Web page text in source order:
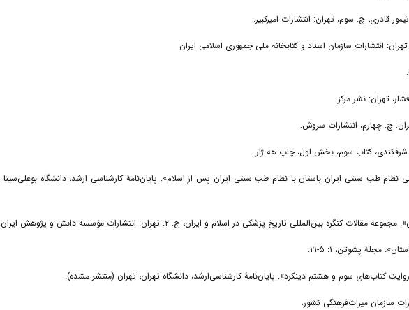
انسان شناختی نظام طب سنتی ایران باستان با نظام طب سنتی ایران پس از اسلام». پایان‌نامۀ کارشناسی ارشد، دانشگاه